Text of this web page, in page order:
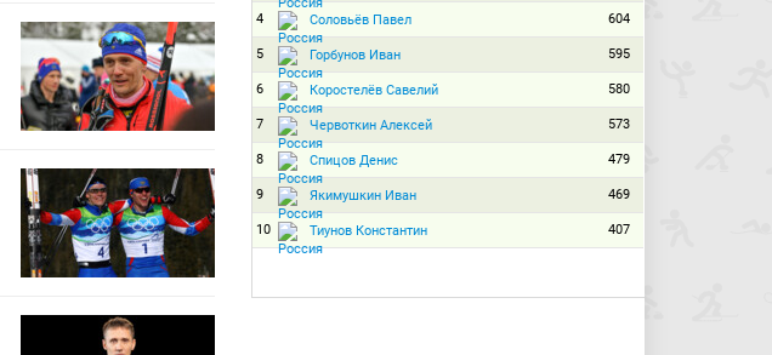
4 Соловьёв Павел 604
5 Горбунов Иван 595
6 Коростелёв Савелий 580
7 Червоткин Алексей 573
8 Спицов Денис 479
9 Якимушкин Иван 469
10 Тиунов Константин 407